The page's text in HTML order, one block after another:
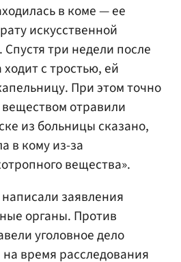
в коме — ее
искусственной
три недели после
с тростью, ей
При этом точно
отравили
из больницы сказано,
в кому из-за
вещества».
заявления
органы. Против
уголовное дело
время расследования